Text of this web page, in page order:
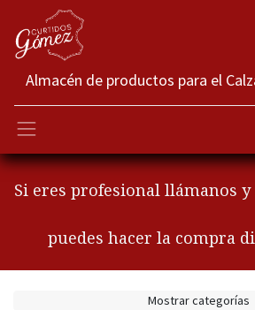
Almacén de productos para el
Si eres profesional llámanos
puedes hacer la compra
Mostrar categorías